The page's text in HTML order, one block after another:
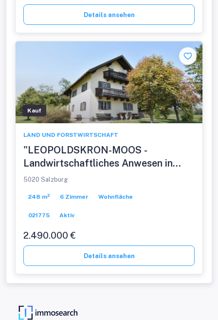
Details ansehen
Kauf
LAND UND FORSTWIRTSCHAFT
"LEOPOLDSKRON-MOOS -
Landwirtschaftliches Anwesen in
Alleinlage mit unverbaubarem
5020 Salzburg
248 m² 6 Zimmer Wohnfläche
021775 Aktiv
2.490.000 €
Details ansehen